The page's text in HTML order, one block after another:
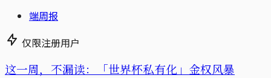
端周报
仅限注册用户
这一周，不漏读：「世界杯私有化」金权风暴